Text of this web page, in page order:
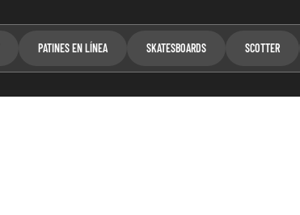
PATINES EN LÍNEA SKATESBOARDS SCOTTER